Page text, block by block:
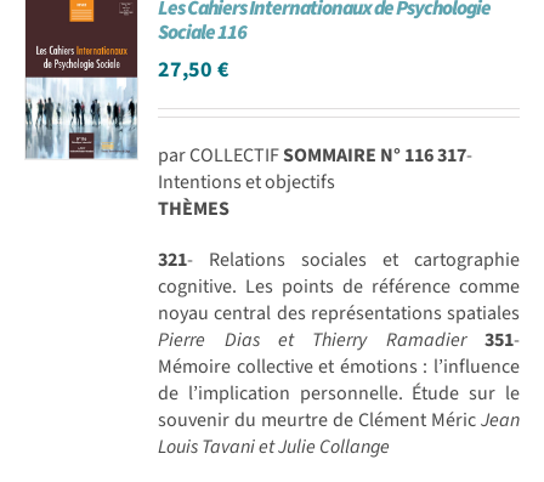
Les Cahiers Internationaux de Psychologie
Sociale 116
27,50€
par COLLECTIFSOMMAIRE N° 116317-
Intentions et objectifs
THÈMES
321- Relations sociales et cartographie
cognitive. Les points de référence comme
noyau central des représentations spatiales
Pierre Dias et Thierry Ramadier 351-
Mémoire collective et émotions : l’influence
de l’implication personnelle. Étude sur le
souvenir du meurtre de Clément MéricJean
Louis Tavani et Julie Collange